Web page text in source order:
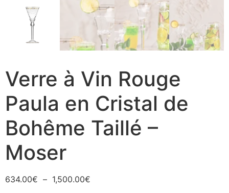
Verre à Vin Rouge
Paula en Cristal de
Bohême Taillé –
Moser
634.00€ – 1,500.00€